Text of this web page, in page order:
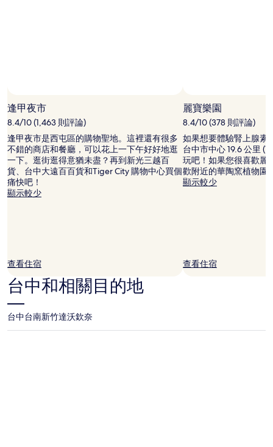
件
所
搜
尋
到
的
價
格。
價
可
能
會
所
變
動，
逢甲夜市
8.4/10 (1,463 則評論)
逢甲夜市是西屯區的購物聖地。這裡還有很多
不錯的商店和餐廳，可以花上一下午好好地逛
一下。逛街逛得意猶未盡？再到新光三越百
貨、台中大遠百百貨和Tiger City 購物中心買個
痛快吧！
顯示較少
查看住宿
麗寶樂園
8.4/10 (378 則評論)
如果想要體驗腎上腺素
台中市中心 19.6 公里
玩吧！如果您很喜歡麗
歡附近的華陶窯植物園
顯示較少
查看住宿
台中和相關目的地
台中台南新竹達沃欽奈